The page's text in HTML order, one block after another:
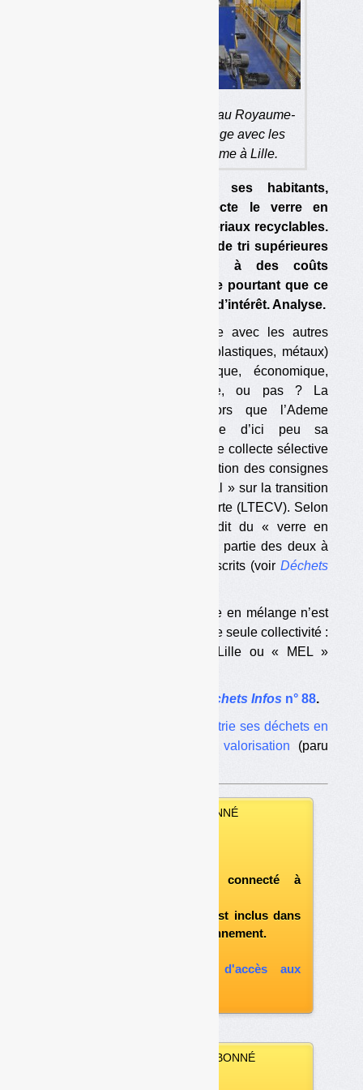
Le centre de tri de Norfolk, au Royaume-
Uni, trie le verre en mélange avec les
autres matériaux — comme à Lille.
Pour simplifier le tri de ses habitants,
l’agglomération lilloise collecte le verre en
mélange avec les autres matériaux recyclables.
Résultat : des performances de tri supérieures
aux moyennes nationales, à des coûts
comparables. L’Ademe estime pourtant que ce
dispositif ne présenterait pas d’intérêt. Analyse.
Collecter le verre en mélange avec les autres
recyclables (papiers, cartons, plastiques, métaux)
présente-t-il un intérêt pratique, économique,
environnemental et technique, ou pas ? La
question est importante, alors que l’Ademe
s’apprête à rendre publique d’ici peu sa
recommandation de schémas de collecte sélective
et de tri, en vue de l’harmonisation des consignes
de tri prescrite par la loi « Royal » sur la transition
énergétique et la croissance verte (LTECV). Selon
nos informations, le schéma dit du « verre en
mélange » ne devrait pas faire partie des deux à
quatre schémas qui seront prescrits (voirDéchets
Aujourd’hui, la collecte du verre en mélange n’est
pratiquée en France que par une seule collectivité :
la Métropole européenne de Lille ou « MEL »
Déchets Infosn° 88.
Châteauroux trie ses déchets en
sec/humide pour plus de valorisation (paru
VOUS ÊTES ABONNÉ
après vous être connecté à
et si le document est inclus dans
votre formule d'abonnement.
souscrire à l'option d'accès aux
VOUS N’ÊTES PAS ABONNÉ